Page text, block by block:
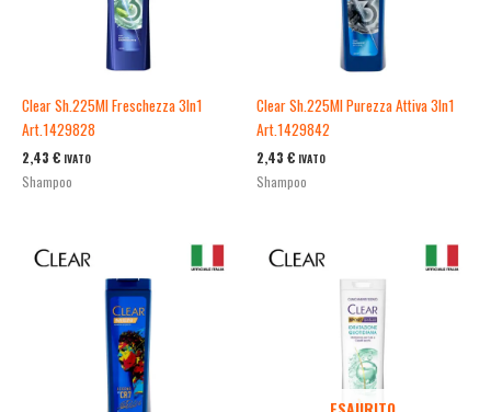
Clear Sh.225Ml Freschezza 3In1
Art.1429828
2,43 € IVATO
Shampoo
Clear Sh.225Ml Purezza Attiva 3In1
Art.1429842
2,43 € IVATO
Shampoo